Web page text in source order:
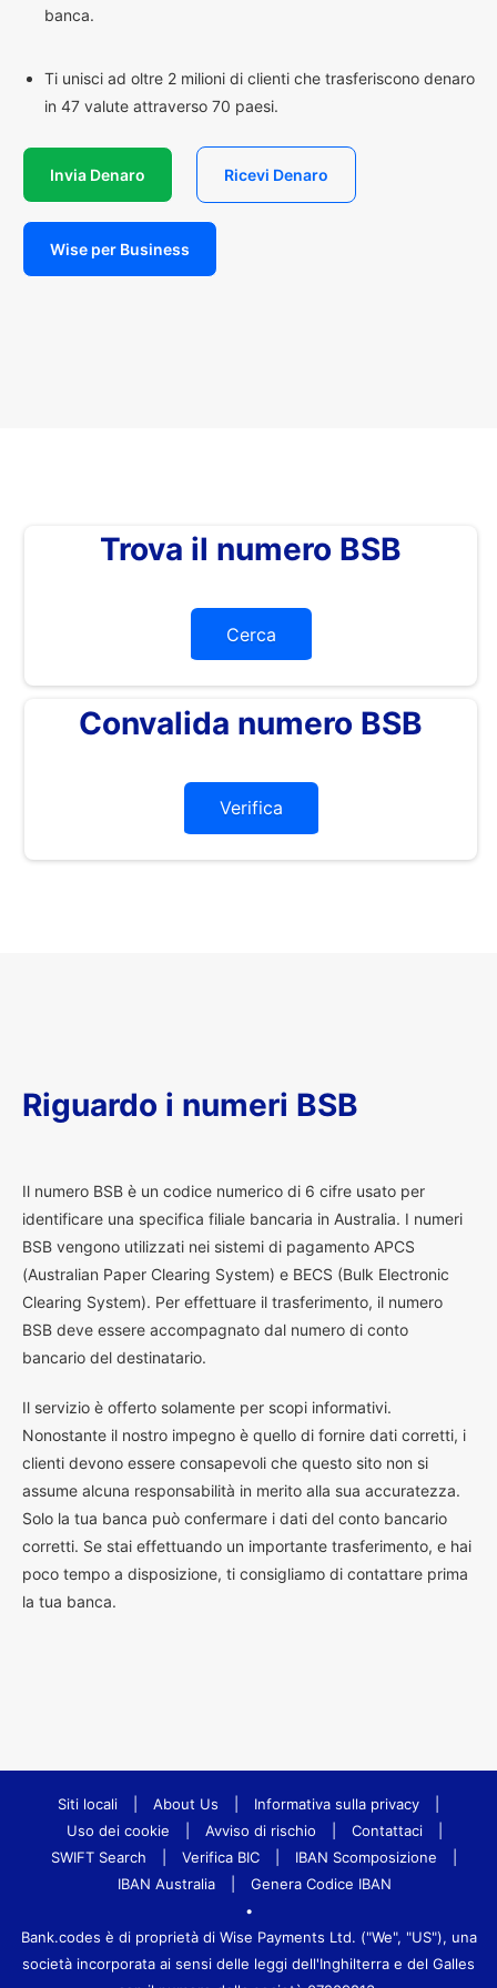
banca.
Ti unisci ad oltre 2 milioni di clienti che trasferiscono denaro
in 47 valute attraverso 70 paesi.
Invia Denaro Ricevi Denaro
Wise per Business
Trova il numero BSB
Cerca
Convalida numero BSB
Verifica
Riguardo i numeri BSB
Il numero BSB è un codice numerico di 6 cifre usato per
identificare una specifica filiale bancaria in Australia. I numeri
BSB vengono utilizzati nei sistemi di pagamento APCS
(Australian Paper Clearing System) e BECS (Bulk Electronic
Clearing System). Per effettuare il trasferimento, il numero
BSB deve essere accompagnato dal numero di conto
bancario del destinatario.
Il servizio è offerto solamente per scopi informativi.
Nonostante il nostro impegno è quello di fornire dati corretti, i
clienti devono essere consapevoli che questo sito non si
assume alcuna responsabilità in merito alla sua accuratezza.
Solo la tua banca può confermare i dati del conto bancario
corretti. Se stai effettuando un importante trasferimento, e hai
poco tempo a disposizione, ti consigliamo di contattare prima
la tua banca.
Siti locali About Us Informativa sulla privacy
Uso dei cookie
Avviso di rischio Contattaci
SWIFT Search
Verifica BIC IBAN Scomposizione
IBAN Australia
Genera Codice IBAN
•
Bank.codes è di proprietà di Wise Payments Ltd. ("We", "US"), una
società incorporata ai sensi delle leggi dell'Inghilterra e del Galles